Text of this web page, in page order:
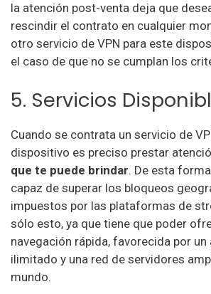
la atención post-venta deja que
rescindir el contrato en cualquier
otro servicio de VPN para este
el caso de que no se cumplan los
5. Servicios
Cuando se contrata un servicio de
dispositivo es preciso prestar
que te puede brindar. De esta
capaz de superar los bloqueos
impuestos por las plataformas de
sólo esto, ya que tiene que poder
navegación rápida, favorecida por un
ilimitado y una red de servidores
mundo.